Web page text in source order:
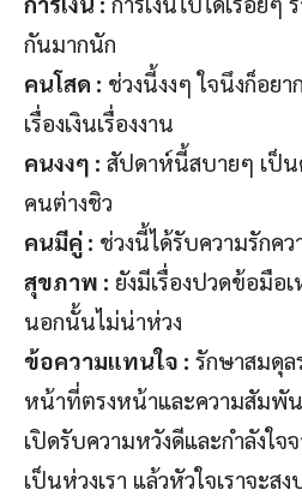
กันมากนัก
คนโสด : ช่วงนี้งงๆ ใจนึงก็อย
เรื่องเงินเรื่องงาน
คนงงๆ : สัปดาห์นี้สบายๆ เป็
คนต่างชิว
คนมีคู่ : ช่วงนี้ได้รับความรักค
สุขภาพ : ยังมีเรื่องปวดข้อมื
นอกนั้นไม่น่าห่วง
ข้อความแทนใจ : รักษาสมดุล
หน้าที่ตรงหน้าและความสัมพั
เปิดรับความหวังดีและกำลังใ
เป็นห่วงเรา แล้วหัวใจเราจะสง